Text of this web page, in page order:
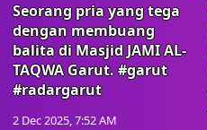
Seorang pria yang tega
dengan membuang
balita di Masjid JAMI AL-
TAQWA Garut. #garut
#radargarut
2 Dec 2025, 7:52 AM